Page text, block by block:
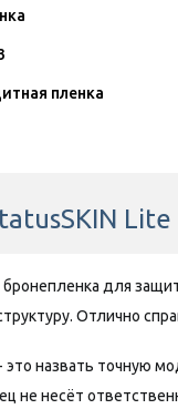
пленка
бронепленка для
Отлично
назвать точную
не несёт